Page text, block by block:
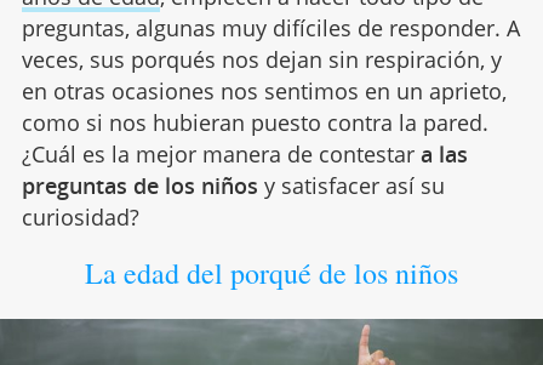
preguntas, algunas muy difíciles de responder. A
veces, sus porqués nos dejan sin respiración, y
en otras ocasiones nos sentimos en un aprieto,
como si nos hubieran puesto contra la pared.
¿Cuál es la mejor manera de contestar a las
preguntas de los niños y satisfacer así su
curiosidad?
La edad del porqué de los niños